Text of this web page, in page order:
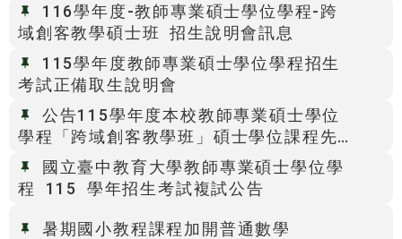
116學年度-教師專業碩士學位學程-跨
域創客教學碩士班 招生說明會訊息
115學年度教師專業碩士學位學程招生
考試正備取生說明會
公告115學年度本校教師專業碩士學位
學程「跨域創客教學班」碩士學位課程先
修生錄取名單
國立臺中教育大學教師專業碩士學位學
程 115 學年招生考試複試公告
暑期國小教程課程加開普通數學